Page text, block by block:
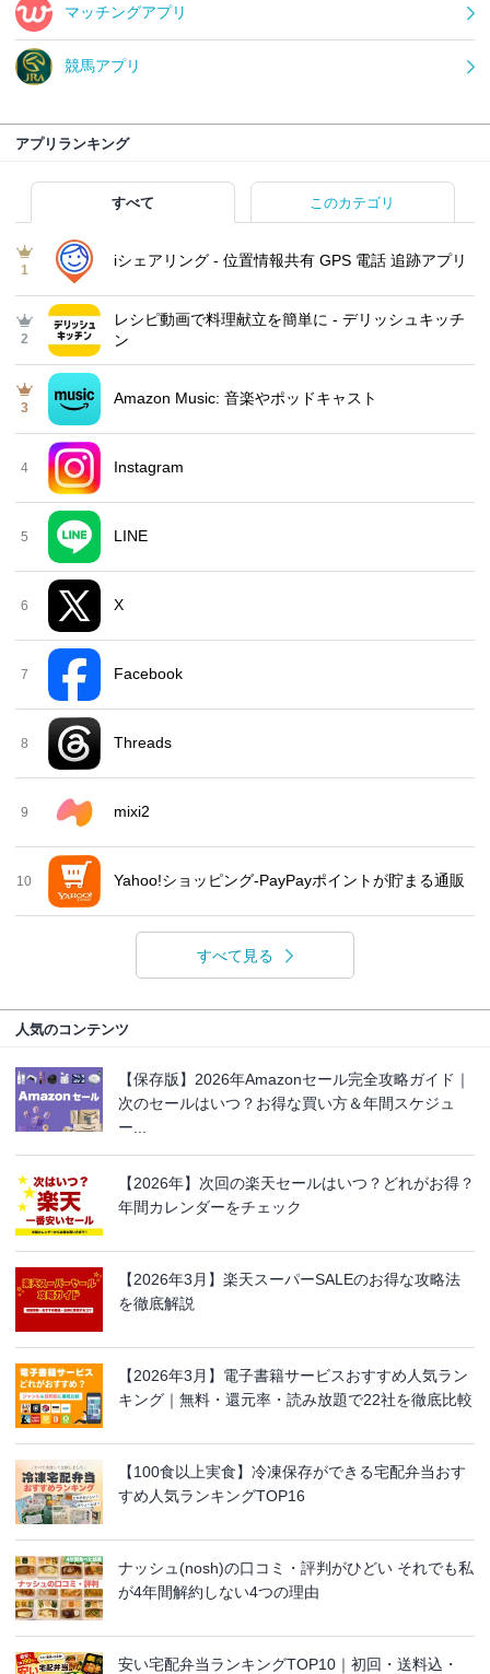
マッチングアプリ
競馬アプリ
アプリランキング
すべて このカテゴリ
1
iシェアリング - 位置情報共有 GPS 電話 追跡アプリ
2
レシピ動画で料理献立を簡単‪に - デリッシュキッチ
ン
3
Amazon Music: 音楽やポッドキャスト
4 Instagram
5 LINE
6 X
7 Facebook
8 Threads
9 mixi2
10 Yahoo!ショッピング-PayPayポイントが貯まる通販
すべて見る
人気のコンテンツ
【保存版】2026年Amazonセール完全攻略ガイド｜
次のセールはいつ？お得な買い方＆年間スケジュ
ー...
【2026年】次回の楽天セールはいつ？どれがお得？
年間カレンダーをチェック
【2026年3月】楽天スーパーSALEのお得な攻略法
を徹底解説
【2026年3月】電子書籍サービスおすすめ人気ラン
キング｜無料・還元率・読み放題で22社を徹底比較
【100食以上実食】冷凍保存ができる宅配弁当おす
すめ人気ランキングTOP16
ナッシュ(nosh)の口コミ・評判がひどい それでも私
が4年間解約しない4つの理由
安い宅配弁当ランキングTOP10｜初回・送料込・